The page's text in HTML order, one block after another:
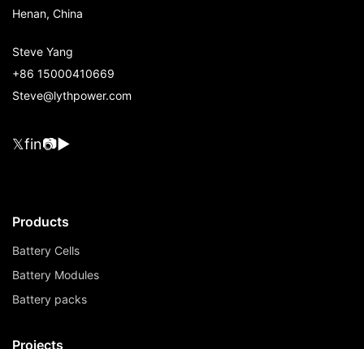
Henan, China
Steve Yang
+86 15000410669
Steve@lythpower.com
𝕏fin📷▶
Products
Battery Cells
Battery Modules
Battery packs
Projects